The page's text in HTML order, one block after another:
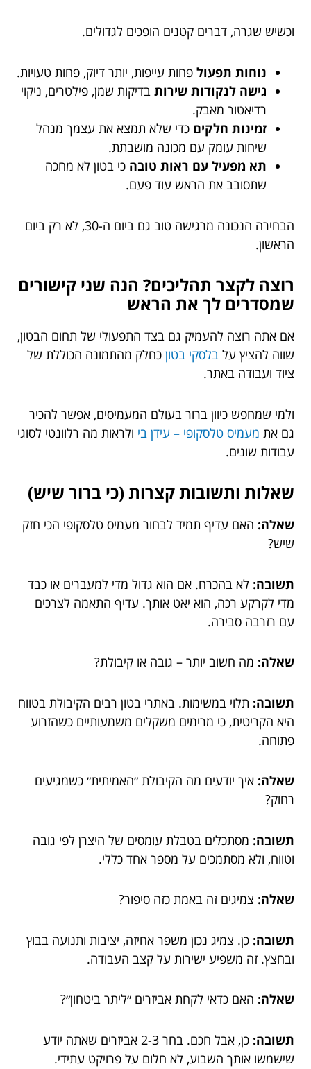
וכשיש שגרה, דברים קטנים הופכים לגדולים.
נוחות תפעול פחות עייפות, יותר דיוק, פחות טעויות.
גישה לנקודות שירות בדיקות שמן, פילטרים, ניקוי
רדיאטור מאבק.
זמינות חלקים כדי שלא תמצא את עצמך מנהל
שיחות עומק עם מכונה מושבתת.
תא מפעיל עם ראות טובה כי בטון לא מחכה
שתסובב את הראש עוד פעם.
הבחירה הנכונה מרגישה טוב גם ביום ה-30, לא רק ביום
הראשון.
רוצה לקצר תהליכים? הנה שני קישורים
שמסדרים לך את הראש
אם אתה רוצה להעמיק גם בצד התפעולי של תחום הבטון,
שווה להציץ על בלסקי בטון כחלק מהתמונה הכוללת של
ציוד ועבודה באתר.
ולמי שמחפש כיוון ברור בעולם המעמיסים, אפשר להכיר
גם את מעמיס טלסקופי – עידן בי ולראות מה רלוונטי לסוגי
עבודות שונים.
שאלות ותשובות קצרות (כי ברור שיש)
שאלה: האם עדיף תמיד לבחור מעמיס טלסקופי הכי חזק
שיש?
תשובה: לא בהכרח. אם הוא גדול מדי למעברים או כבד
מדי לקרקע רכה, הוא יאט אותך. עדיף התאמה לצרכים
עם רזרבה סבירה.
שאלה: מה חשוב יותר – גובה או קיבולת?
תשובה: תלוי במשימות. באתרי בטון רבים הקיבולת בטווח
היא הקריטית, כי מרימים משקלים משמעותיים כשהזרוע
פתוחה.
שאלה: איך יודעים מה הקיבולת ״האמיתית״ כשמגיעים
רחוק?
תשובה: מסתכלים בטבלת עומסים של היצרן לפי גובה
וטווח, ולא מסתמכים על מספר אחד כללי.
שאלה: צמיגים זה באמת כזה סיפור?
תשובה: כן. צמיג נכון משפר אחיזה, יציבות ותנועה בבוץ
ובחצץ. זה משפיע ישירות על קצב העבודה.
שאלה: האם כדאי לקחת אביזרים ״ליתר ביטחון״?
תשובה:
כן, אבל חכם. בחר 2-3 אביזרים שאתה יודע
שישמשו אותך השבוע, לא חלום על פרויקט עתידי.